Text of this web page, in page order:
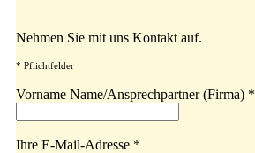
Nehmen Sie mit uns Kontakt auf.
* Pflichtfelder
Vorname Name/Ansprechpartner (Firma) *
Ihre E-Mail-Adresse *